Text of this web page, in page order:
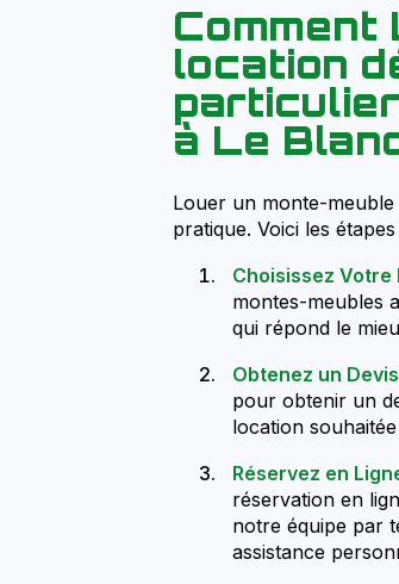
location
à Le
Louer un monte-
pratique. Voici les
Choisissez Votre
montes-meubles
qui répond le
Obtenez un
pour obtenir un
location
Réservez en
réservation en
notre équipe par
assistance